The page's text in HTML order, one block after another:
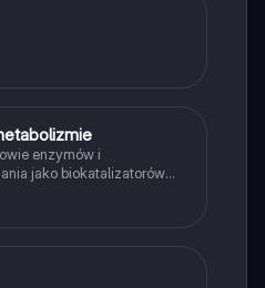
enzymów i
jako biokatalizatorów